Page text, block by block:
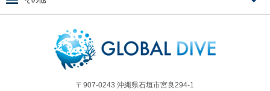
〒907-0243 沖縄県石垣市宮良294-1